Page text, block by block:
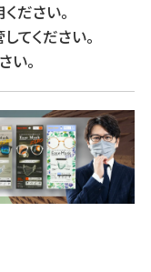
ださい。
てください。
い。